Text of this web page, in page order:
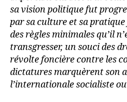
sa vision politique fut
par sa culture et sa
des règles minimales qu’il
transgresser, un souci des
révolte foncière contre les
dictatures marquèrent son
l’internationale socialiste